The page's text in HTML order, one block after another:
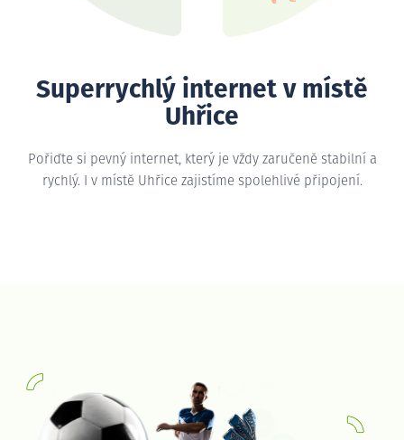
Superrychlý internet v místě
Uhřice
Pořiďte si pevný internet, který je vždy zaručeně stabilní a
rychlý. I v místě Uhřice zajistíme spolehlivé připojení.